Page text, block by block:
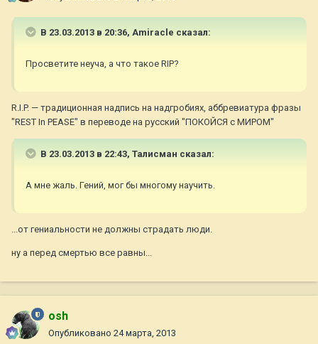
В 23.03.2013 в 20:36, Amiraсle сказал:
Просветите неуча, а что такое RIP?
R.I.P. — традиционная надпись на надгробиях, аббревиатура фразы
"REST In PEASE" в переводе на русский "ПОКОЙСЯ с МИРОМ"
В 23.03.2013 в 22:43, Талисман сказал:
А мне жаль. Гений, мог бы многому научить.
...от гениальности не должны страдать люди.
ну а перед смертью все равны...
osh
Опубликовано 24 марта, 2013